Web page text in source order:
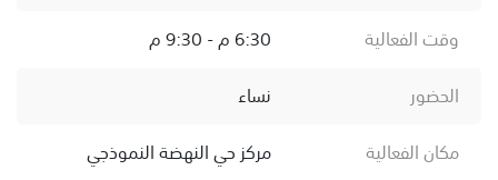
وقت الفعالية
6:30 م - 9:30 م
الحضور
نساء
مكان الفعالية
مركز حي النهضة النموذجي